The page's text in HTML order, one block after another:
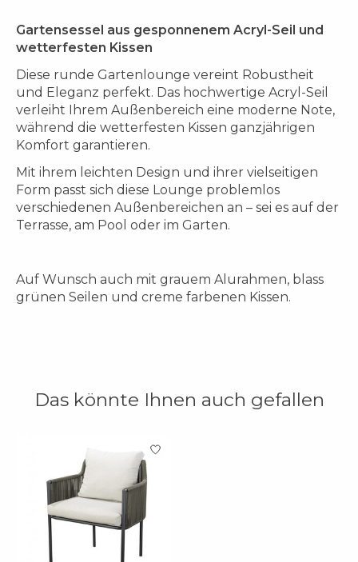
Gartensessel aus gesponnenem Acryl-Seil und
wetterfesten Kissen
Diese runde Gartenlounge vereint Robustheit
und Eleganz perfekt. Das hochwertige Acryl-Seil
verleiht Ihrem Außenbereich eine moderne Note,
während die wetterfesten Kissen ganzjährigen
Komfort garantieren.
Mit ihrem leichten Design und ihrer vielseitigen
Form passt sich diese Lounge problemlos
verschiedenen Außenbereichen an – sei es auf der
Terrasse, am Pool oder im Garten.
Auf Wunsch auch mit grauem Alurahmen, blass
grünen Seilen und creme farbenen Kissen.
Das könnte Ihnen auch gefallen
Produkt-Karussell-Artikel